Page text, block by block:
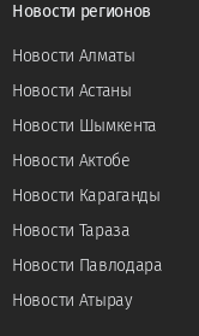
Новости регионов
Новости Алматы
Новости Астаны
Новости Шымкента
Новости Актобе
Новости Караганды
Новости Тараза
Новости Павлодара
Новости Атырау